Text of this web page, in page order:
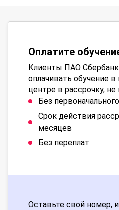
Оплатите
Клиенты ПАО
оплачивать обучение
центре в рассрочку,
Без
Срок действия
месяцев
Без переплат
Оставьте свой номер,